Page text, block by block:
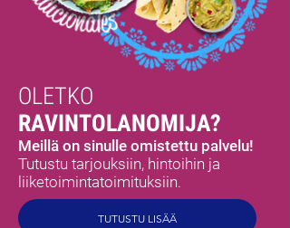
OLETKO
RAVINTOLANOMIJA?
Meillä on sinulle omistettu palvelu!
Tutustu tarjouksiin, hintoihin ja
liiketoimintatoimituksiin.
TUTUSTU LISÄÄ